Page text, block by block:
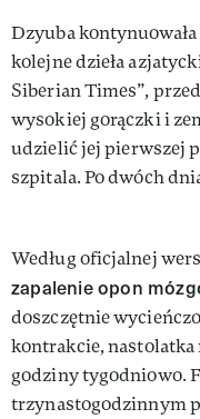
Dzyuba
kolejne dzieła
Siberian Times”,
wysokiej gorączki i
udzielić jej pierwszej
szpitala. Po dwóch
Według oficjalnej
zapalenie opon
doszczętnie
kontrakcie, nastolatka
godziny tygodniowo.
trzynastogodzinnym